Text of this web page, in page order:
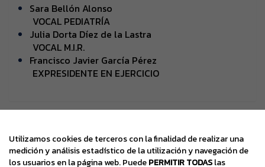
Sara Bellón Alonso
VOCAL PEDIATRÍA
Julia Dorta Díez de la Lastra
VOCAL M.I.R.
Francisco Javier García Pérez
EXPRESIDENTE EN EJERCICIO
Viajes El Corte Inglés
Secretaría Técnica
Congresos Médicos Científico
Utilizamos cookies de terceros con la finalidad de realizar una
medición y análisis estadístico de la utilización y navegación de
los usuarios en la página web. PuedePERMITIR TODASlas